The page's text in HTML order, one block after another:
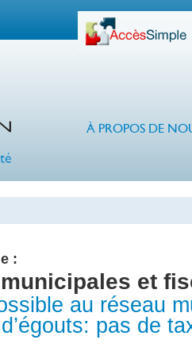
À PROPOS DE
:
et
au réseau
pas de